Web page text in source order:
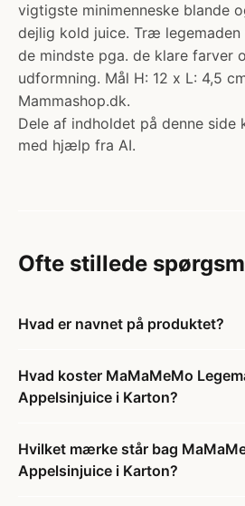
vigtigste minimenneske blande
dejlig kold juice. Træ
de mindste pga. de klare farver
udformning. Mål H: 12 x L: 4,5
Mammashop.dk.
Dele af indholdet på denne side
med hjælp fra AI.
Ofte stillede
Hvad er navnet på produktet?
Hvad koster MaMaMeMo
Appelsinjuice i Karton?
Hvilket mærke står bag
Appelsinjuice i Karton?